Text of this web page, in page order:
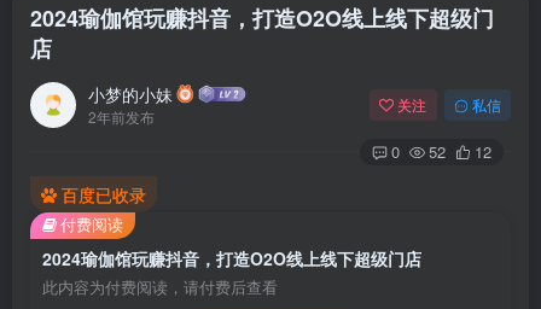
2024瑜伽馆玩赚抖音，打造O2O线上线下超级门
店
小梦的小妹
2年前发布
关注 私信
0 52 12
百度已收录
2024瑜伽馆玩赚抖音，打造O2O线上线下超级门店
此内容为付费阅读，请付费后查看
付费阅读扫码登录
使用其它方式登录或注册